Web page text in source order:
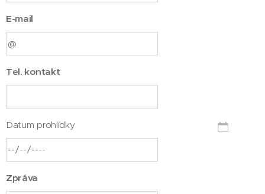
E-mail
Tel. kontakt
Datum prohlídky
Zpráva